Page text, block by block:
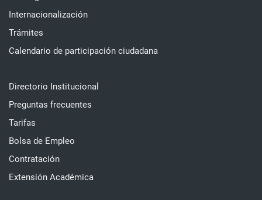
Internacionalización
Trámites
Calendario de participación ciudadana
Directorio Institucional
Preguntas frecuentes
Tarifas
Bolsa de Empleo
Contratación
Extensión Académica